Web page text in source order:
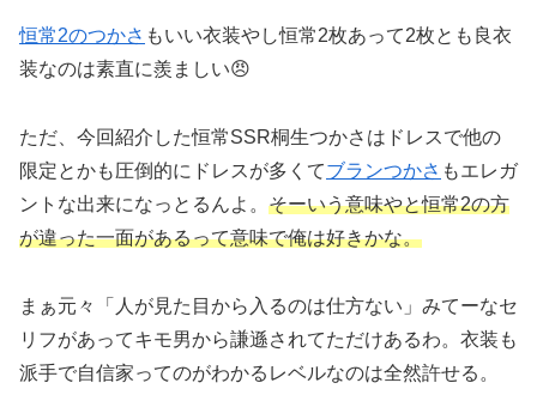
恒常2のつかさ もいい衣装やし恒常2枚あって2枚とも良衣
装なのは素直に羨ましい😠
ただ、今回紹介した恒常SSR桐生つかさはドレスで他の
限定とかも圧倒的にドレスが多くてブランつかさ もエレガ
ントな出来になっとるんよ。 そーいう意味やと恒常2の方
が違った一面があるって意味で俺は好きかな。
まぁ元々「人が見た目から入るのは仕方ない」みてーなセ
リフがあってキモ男から謙遜されてただけあるわ。衣装も
派手で自信家ってのがわかるレベルなのは全然許せる。